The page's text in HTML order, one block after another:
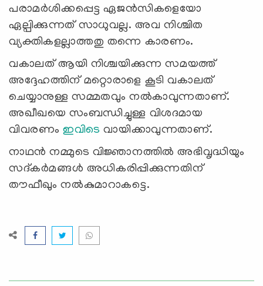
പരാമർശിക്കപ്പെട്ട ഏജൻസികളെയോ
ഏല്പിക്കുന്നത് സാധുവല്ല. അവ നിശ്ചിത
വ്യക്തികളല്ലാത്തതു തന്നെ കാരണം.
വകാലത് ആയി നിശ്ചയിക്കുന്ന സമയത്ത്
അദ്ദേഹത്തിന് മറ്റൊരാളെ കൂടി വകാലത്
ചെയ്യാനുള്ള സമ്മതവും നൽകാവുന്നതാണ്.
അഖീഖയെ സംബന്ധിച്ചുള്ള വിശദമായ
വിവരണം ഇവിടെ വായിക്കാവുന്നതാണ്.
നാഥൻ നമ്മുടെ വിജ്ഞാനത്തിൽ അഭിവൃദ്ധിയും
സദ്കർമങ്ങൾ അധികരിപ്പിക്കുന്നതിന്
തൗഫീഖും നൽകുമാറാകട്ടെ.